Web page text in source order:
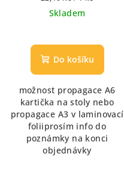
cena:
Skladem
Do košíku
možnost propagace A6
kartička na stoly nebo
propagace A3 v laminovací
foliiprosím info do
poznámky na konci
objednávky